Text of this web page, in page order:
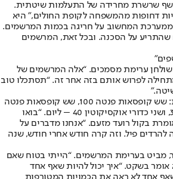
שרשרת מחרידה של התעלמות שיטתית.
דחופות מהמשפחה לקופת החולים,” היא
ממערכת המחשוב על חריגה בכמות המרשמים.
שהתריע על הסכנה. ובכל זאת, המרשמים
ערימת מסמכים. “אלה המרשמים של
לפרוש אותם בזה אחר זה. “תסתכלו טוב
היא שולפת טבלה מפורטת: שש קופסאות פנטה 100, שש קופסאות פנטה
75, שתי קופסאות אטנט 30, ושני כדורי אוקסיקוטין 40 – ליום. “בואו
בקול רועד מזעם. “אנחנו מדברים על
להרדים פיל. וזה קרה חודש אחרי חודש, שנה
מביט בערימת המרשמים. “הייתי בטוח שאם
אומר בשקט. “איך יכול להיות שאף אחד